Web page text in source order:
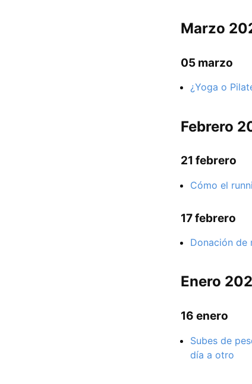
Marzo
05 marzo
¿Yoga o
Febrero
21 febrero
Cómo el
17 febrero
Donación de
Enero
16 enero
Subes de
día a otro